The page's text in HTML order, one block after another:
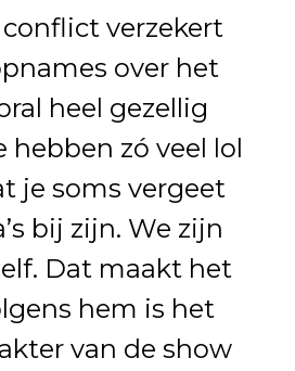
verzekert
over het
heel gezellig
hebben zó veel lol
je soms vergeet
bij zijn. We zijn
Dat maakt het
hem is het
van de show